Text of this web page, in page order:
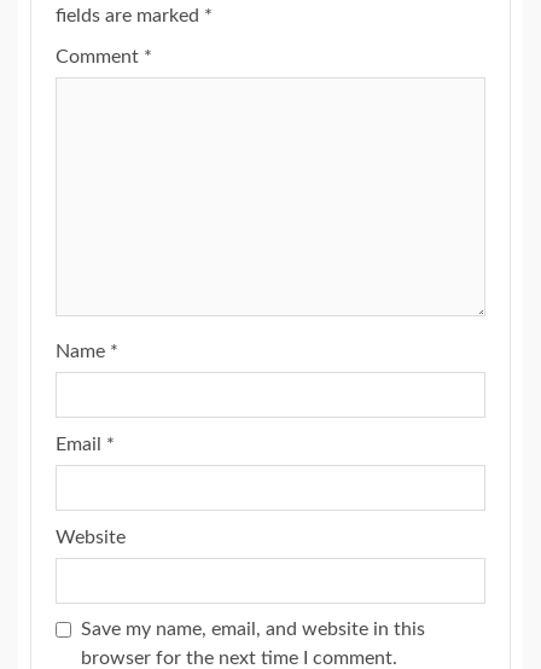
fields are marked *
Comment *
Name *
Email *
Website
Save my name, email, and website in this
browser for the next time I comment.